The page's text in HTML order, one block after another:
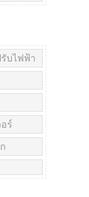
รับไฟฟ้า
ร์